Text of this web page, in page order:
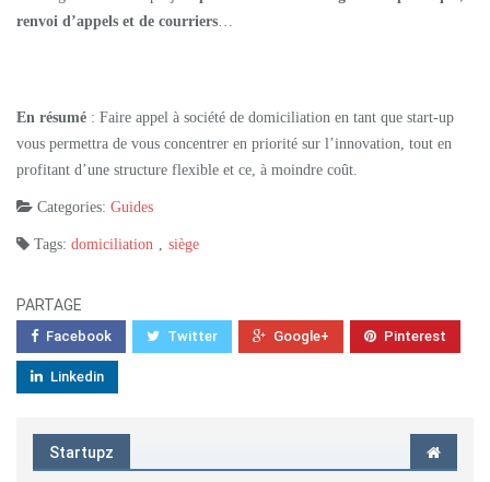
renvoi d’appels et de courriers…
En résumé : Faire appel à société de domiciliation en tant que start-up
vous permettra de vous concentrer en priorité sur l’innovation, tout en
profitant d’une structure flexible et ce, à moindre coût.
Categories: Guides
Tags: domiciliation , siège
PARTAGE
Facebook Twitter Google+ Pinterest
Linkedin
Startupz